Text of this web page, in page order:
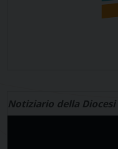
Notiziario della